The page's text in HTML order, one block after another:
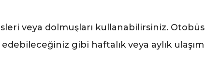
veya dolmuşları kullanabilirsiniz. Otobüs
gibi haftalık veya aylık ulaşım